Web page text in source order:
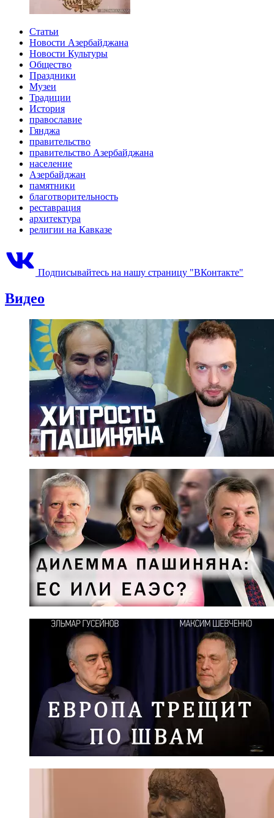
Статьи
Новости Азербайджана
Новости Культуры
Общество
Праздники
Музеи
Традиции
История
православие
Гянджа
правительство
правительство Азербайджана
население
Азербайджан
памятники
благотворительность
реставрация
архитектура
религии на Кавказе
Подписывайтесь на нашу страницу "ВКонтакте"
Видео